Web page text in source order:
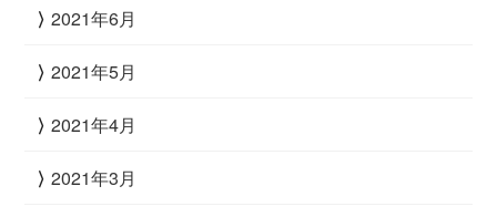
2021年6月
2021年5月
2021年4月
2021年3月